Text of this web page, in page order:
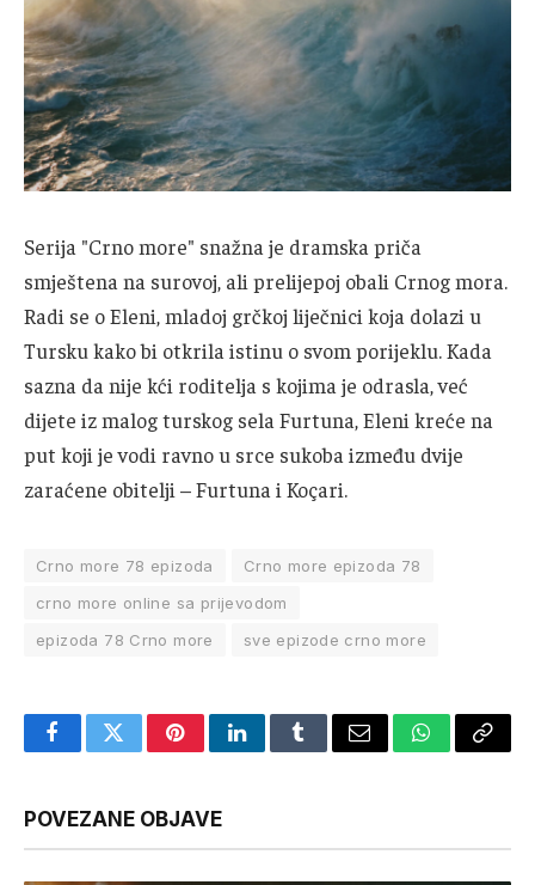
Serija "Crno more" snažna je dramska priča
smještena na surovoj, ali prelijepoj obali Crnog mora.
Radi se o Eleni, mladoj grčkoj liječnici koja dolazi u
Tursku kako bi otkrila istinu o svom porijeklu. Kada
sazna da nije kći roditelja s kojima je odrasla, već
dijete iz malog turskog sela Furtuna, Eleni kreće na
put koji je vodi ravno u srce sukoba između dvije
zaraćene obitelji – Furtuna i Koçari.
Crno more 78 epizoda
Crno more epizoda 78
crno more online sa prijevodom
epizoda 78 Crno more
sve epizode crno more
FacebookTwitterPinterestLinkedInTumblrEmail WhatsApp
Copy
POVEZANE OBJAVE